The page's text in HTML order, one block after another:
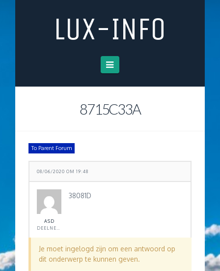
LUX-INFO
Navigation
8715C33A
To Parent Forum
08/06/2020 OM 19:48
ASD
38081D
Je moet ingelogd zijn om een antwoord op
dit onderwerp te kunnen geven.